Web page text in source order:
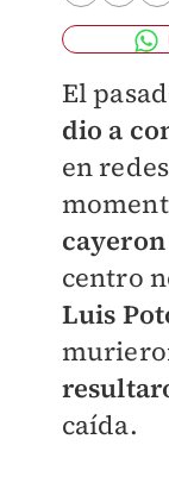
El
dio a
en
centro
Luis
caída.